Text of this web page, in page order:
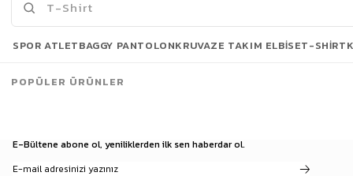
Son Bakılanlar
E-Bültene abone ol, yeniliklerden ilk sen haberdar ol.
SPOR ATLETBAGGY PANTOLONKRUVAZE TAKIM ELBISET-SHIRT
POPÜLER ÜRÜNLER